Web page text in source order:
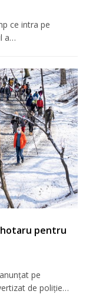
ce intra pe
a…
pentru
pe
de poliție…